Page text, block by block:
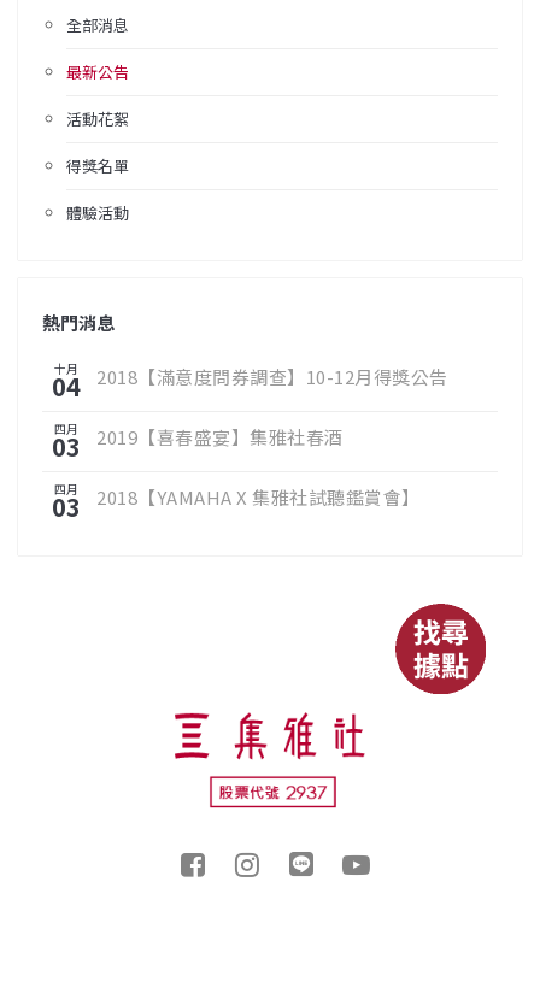
全部消息
最新公告
活動花絮
得獎名單
體驗活動
熱門消息
十月
04 2018【滿意度問券調查】10-12月得獎公告
四月
03 2019【喜春盛宴】集雅社春酒
四月
03 2018【YAMAHA X 集雅社試聽鑑賞會】